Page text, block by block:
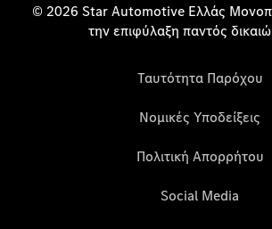
© 2026 Star Automotive Ελλάς
την επιφύλαξη παντός
Ταυτότητα Παρόχου
Νομικές Υποδείξεις
Πολιτική Απορρήτου
Social Media